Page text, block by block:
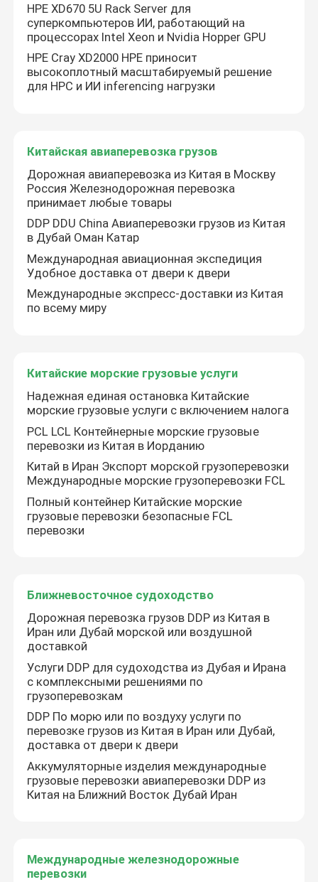
HPE XD670 5U Rack Server для
суперкомпьютеров ИИ, работающий на
процессорах Intel Xeon и Nvidia Hopper GPU
HPE Cray XD2000 HPE приносит
высокоплотный масштабируемый решение
для HPC и ИИ inferencing нагрузки
Китайская авиаперевозка грузов
Дорожная авиаперевозка из Китая в Москву
Россия Железнодорожная перевозка
принимает любые товары
DDP DDU China Авиаперевозки грузов из Китая
в Дубай Оман Катар
Международная авиационная экспедиция
Удобное доставка от двери к двери
Международные экспресс-доставки из Китая
по всему миру
Китайские морские грузовые услуги
Надежная единая остановка Китайские
морские грузовые услуги с включением налога
PCL LCL Контейнерные морские грузовые
перевозки из Китая в Иорданию
Китай в Иран Экспорт морской грузоперевозки
Международные морские грузоперевозки FCL
Полный контейнер Китайские морские
грузовые перевозки безопасные FCL
перевозки
Ближневосточное судоходство
Дорожная перевозка грузов DDP из Китая в
Иран или Дубай морской или воздушной
доставкой
Услуги DDP для судоходства из Дубая и Ирана
с комплексными решениями по
грузоперевозкам
DDP По морю или по воздуху услуги по
перевозке грузов из Китая в Иран или Дубай,
доставка от двери к двери
Аккумуляторные изделия международные
грузовые перевозки авиаперевозки DDP из
Китая на Ближний Восток Дубай Иран
Международные железнодорожные
перевозки